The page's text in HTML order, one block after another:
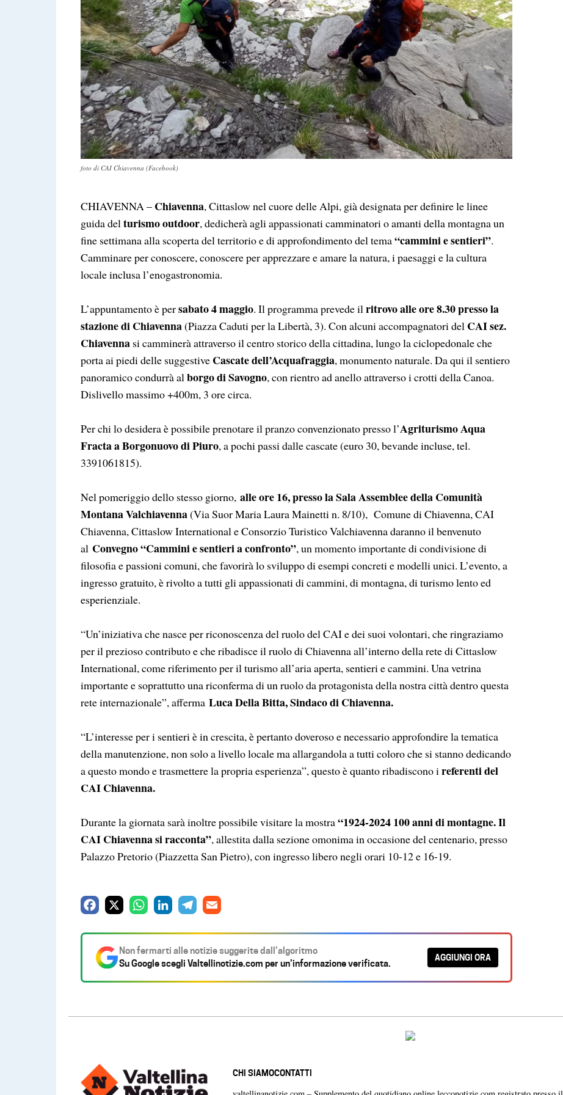
foto di CAI Chiavenna (Facebook)
CHIAVENNA – Chiavenna, Cittaslow nel cuore delle Alpi, già designata per definire le linee
guida del turismo outdoor, dedicherà agli appassionati camminatori o amanti della montagna un
fine settimana alla scoperta del territorio e di approfondimento del tema“cammini e sentieri”.
Camminare per conoscere, conoscere per apprezzare e amare la natura, i paesaggi e la cultura
locale inclusa l’enogastronomia.
L’appuntamento è persabato 4 maggio. Il programma prevede il ritrovo alle ore 8.30 presso la
stazione di Chiavenna(Piazza Caduti per la Libertà, 3). Con alcuni accompagnatori del CAI sez.
Chiavenna si camminerà attraverso il centro storico della cittadina, lungo la ciclopedonale che
porta ai piedi delle suggestive Cascate dell’Acquafraggia, monumento naturale. Da qui il sentiero
panoramico condurrà al borgo di Savogno, con rientro ad anello attraverso i crotti della Canoa.
Dislivello massimo +400m, 3 ore circa.
Per chi lo desidera è possibile prenotare il pranzo convenzionato presso l’Agriturismo Aqua
Fracta a Borgonuovo di Piuro, a pochi passi dalle cascate (euro 30, bevande incluse, tel.
3391061815).
Nel pomeriggio dello stesso giorno, alle ore 16, presso la Sala Assemblee della Comunità
Montana Valchiavenna(Via Suor Maria Laura Mainetti n. 8/10), Comune di Chiavenna, CAI
Chiavenna, Cittaslow International e Consorzio Turistico Valchiavenna daranno il benvenuto
al Convegno “Cammini e sentieri a confronto”, un momento importante di condivisione di
filosofia e passioni comuni, che favorirà lo sviluppo di esempi concreti e modelli unici. L’evento, a
ingresso gratuito, è rivolto a tutti gli appassionati di cammini, di montagna, di turismo lento ed
esperienziale.
“Un’iniziativa che nasce per riconoscenza del ruolo del CAI e dei suoi volontari, che ringraziamo
per il prezioso contributo e che ribadisce il ruolo di Chiavenna all’interno della rete di Cittaslow
International, come riferimento per il turismo all’aria aperta, sentieri e cammini. Una vetrina
importante e soprattutto una riconferma di un ruolo da protagonista della nostra città dentro questa
rete internazionale”, afferma Luca Della Bitta, Sindaco di Chiavenna.
“L’interesse per i sentieri è in crescita, è pertanto doveroso e necessario approfondire la tematica
della manutenzione, non solo a livello locale ma allargandola a tutti coloro che si stanno dedicando
a questo mondo e trasmettere la propria esperienza”, questo è quanto ribadiscono i referenti del
CAI Chiavenna.
Durante la giornata sarà inoltre possibile visitare la mostra“1924-2024 100 anni di montagne. Il
CAI Chiavenna si racconta”, allestita dalla sezione omonima in occasione del centenario, presso
Palazzo Pretorio (Piazzetta San Pietro), con ingresso libero negli orari 10-12 e 16-19.
e
b
o
X
W
t
s
p
k
e
I
e
g
a
i
l
Non fermarti alle notizie suggerite dall’algoritmo
Su Google scegli Valtellinotizie.com per un’informazione verificata.
AGGIUNGI ORA
CHI SIAMOCONTATTI